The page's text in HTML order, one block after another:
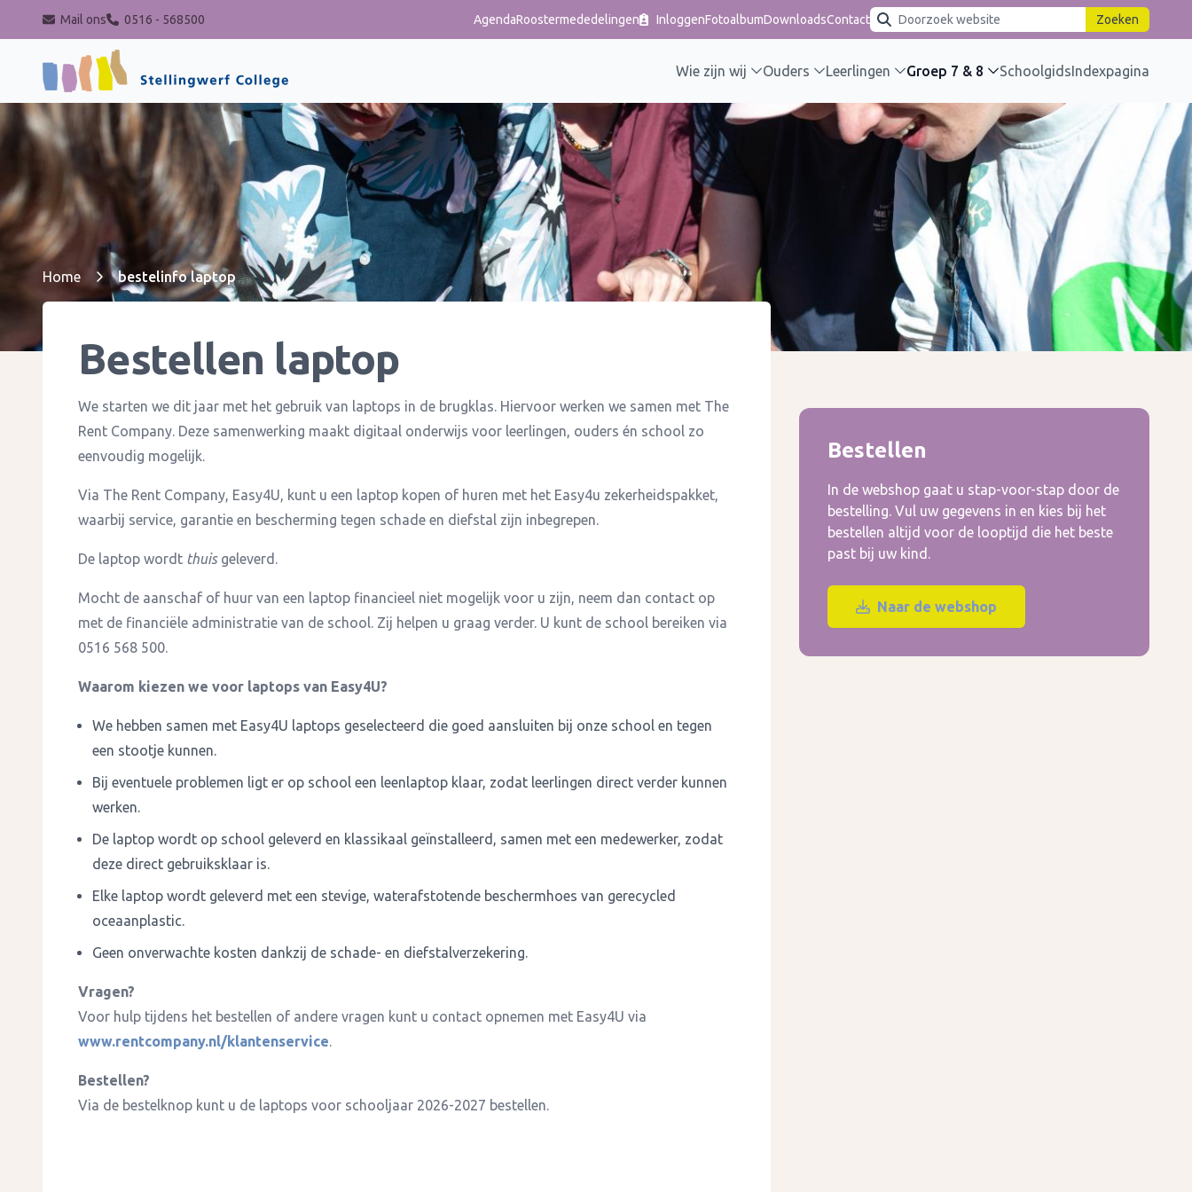
Stellingwerf College
Mail ons 0516 - 568500 AgendaRoostermededelingen InloggenFotoalbumDownloadsContactInschrijven Zoeken
Wie zijn wij Ouders Leerlingen Groep 7 & 8 SchoolgidsIndexpagina
Home bestelinfo laptop
Bestellen laptop
We starten we dit jaar met het gebruik van laptops in de brugklas. Hiervoor werken we samen met The
Rent Company. Deze samenwerking maakt digitaal onderwijs voor leerlingen, ouders én school zo
eenvoudig mogelijk.
Via The Rent Company, Easy4U, kunt u een laptop kopen of huren met het Easy4u zekerheidspakket,
waarbij service, garantie en bescherming tegen schade en diefstal zijn inbegrepen.
De laptop wordt thuisgeleverd.
Mocht de aanschaf of huur van een laptop financieel niet mogelijk voor u zijn, neem dan contact op
met de financiële administratie van de school. Zij helpen u graag verder. U kunt de school bereiken via
0516 568 500.
Waarom kiezen we voor laptops van Easy4U?
We hebben samen met Easy4U laptops geselecteerd die goed aansluiten bij onze school en tegen
een stootje kunnen.
Bij eventuele problemen ligt er op school een leenlaptop klaar, zodat leerlingen direct verder kunnen
werken.
De laptop wordt op school geleverd en klassikaal geïnstalleerd, samen met een medewerker, zodat
deze direct gebruiksklaar is.
Elke laptop wordt geleverd met een stevige, waterafstotende beschermhoes van gerecycled
oceaanplastic.
Geen onverwachte kosten dankzij de schade- en diefstalverzekering.
Vragen?
Voor hulp tijdens het bestellen of andere vragen kunt u contact opnemen met Easy4U via
www.rentcompany.nl/klantenservice.
Bestellen?
Via de bestelknop kunt u de laptops voor schooljaar 2026-2027 bestellen.
Bestellen
In de webshop gaat u stap-voor-stap door de
bestelling. Vul uw gegevens in en kies bij het
bestellen altijd voor de looptijd die het beste
past bij uw kind.
Naar de webshop